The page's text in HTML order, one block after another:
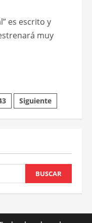
es escrito y
muy
Siguiente